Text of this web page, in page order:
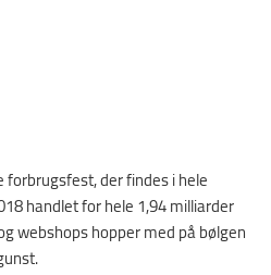
der findes i hele
handlet for hele 1,94 milliarder
webshops hopper med på bølgen